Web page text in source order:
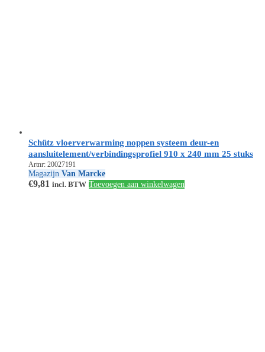
Schütz vloerverwarming noppen systeem deur-en
aansluitelement/verbindingsprofiel 910 x 240 mm 25 stuks
Artnr: 20027191
Magazijn Van Marcke
€9,81 incl. BTW Toevoegen aan winkelwagen